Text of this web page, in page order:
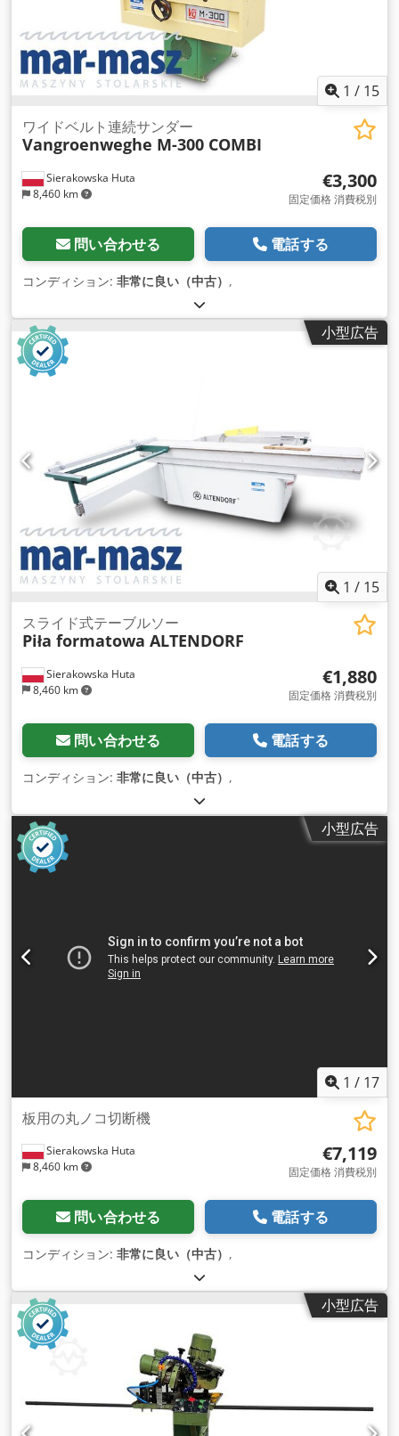
1 / 15
Sierakowska Huta
8,460 km
ワイドベルト連続サンダー
Vangroenweghe M-300 COMBI
€3,300
固定価格 消費税別
問い合わせる 電話する
コンディション: 非常に良い（中古） ,
小型広告
1 / 15
Sierakowska Huta
8,460 km
スライド式テーブルソー
Piła formatowa ALTENDORF
€1,880
固定価格 消費税別
問い合わせる 電話する
コンディション: 非常に良い（中古） ,
小型広告
1 / 17
Sierakowska Huta
8,460 km
板用の丸ノコ切断機
€7,119
固定価格 消費税別
問い合わせる 電話する
コンディション: 非常に良い（中古） ,
小型広告